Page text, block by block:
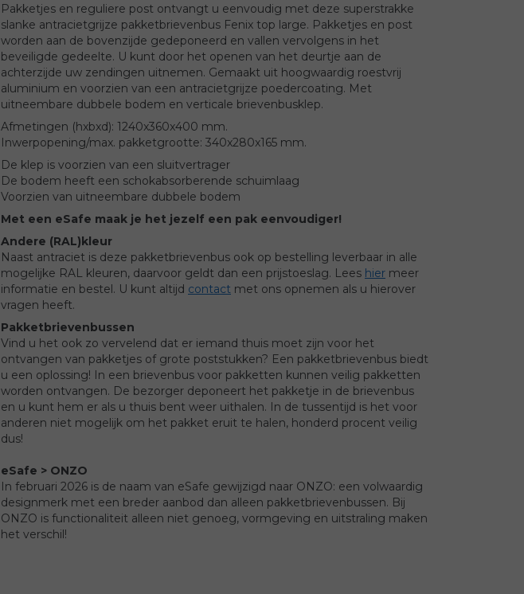
Pakketjes en reguliere post ontvangt u eenvoudig met deze superstrakke
slanke antracietgrijze pakketbrievenbus Fenix top large. Pakketjes en post
worden aan de bovenzijde gedeponeerd en vallen vervolgens in het
beveiligde gedeelte. U kunt door het openen van het deurtje aan de
achterzijde uw zendingen uitnemen. Gemaakt uit hoogwaardig roestvrij
aluminium en voorzien van een antracietgrijze poedercoating. Met
uitneembare dubbele bodem en verticale brievenbusklep.
Afmetingen (hxbxd): 1240x360x400 mm.
Inwerpopening/max. pakketgrootte: 340x280x165 mm.
De klep is voorzien van een sluitvertrager
De bodem heeft een schokabsorberende schuimlaag
Voorzien van uitneembare dubbele bodem
Met een eSafe maak je het jezelf een pak eenvoudiger!
Andere (RAL)kleur
Naast antraciet is deze pakketbrievenbus ook op bestelling leverbaar in alle
mogelijke RAL kleuren, daarvoor geldt dan een prijstoeslag. Lees hier meer
informatie en bestel. U kunt altijd contact met ons opnemen als u hierover
vragen heeft.
Pakketbrievenbussen
Vind u het ook zo vervelend dat er iemand thuis moet zijn voor het
ontvangen van pakketjes of grote poststukken? Een pakketbrievenbus biedt
u een oplossing! In een brievenbus voor pakketten kunnen veilig pakketten
worden ontvangen. De bezorger deponeert het pakketje in de brievenbus
en u kunt hem er als u thuis bent weer uithalen. In de tussentijd is het voor
anderen niet mogelijk om het pakket eruit te halen, honderd procent veilig
dus!
eSafe > ONZO
In februari 2026 is de naam van eSafe gewijzigd naar ONZO: een volwaardig
designmerk met een breder aanbod dan alleen pakketbrievenbussen. Bij
ONZO is functionaliteit alleen niet genoeg, vormgeving en uitstraling maken
het verschil!